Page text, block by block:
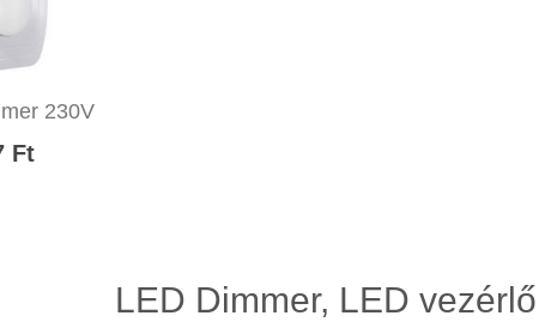
230V
Ft
LED Dimmer, LED vezérlő